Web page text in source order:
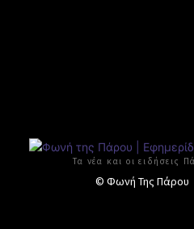
Τα νέα και οι ειδήσεις
© Φωνή Της Πάρου